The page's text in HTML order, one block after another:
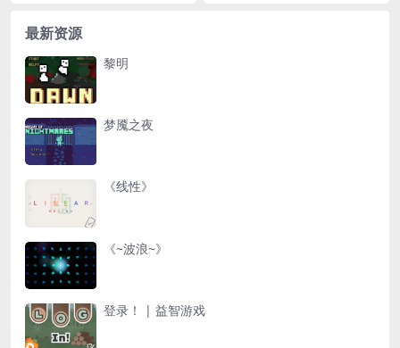
最新资源
黎明
梦魇之夜
《线性》
《~波浪~》
登录！ | 益智游戏